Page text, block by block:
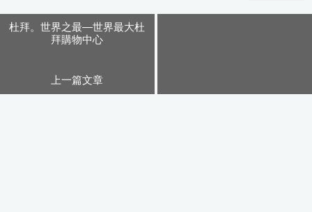
杜拜。世界之最—世界最大杜
拜購物中心
上一篇文章